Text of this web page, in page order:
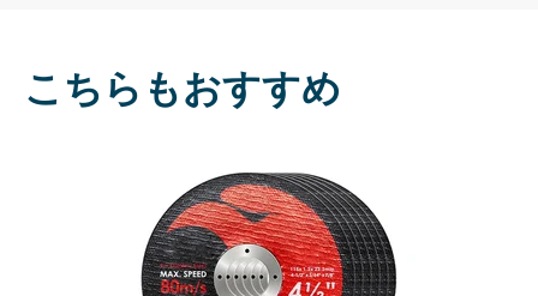
こちらもおすすめ